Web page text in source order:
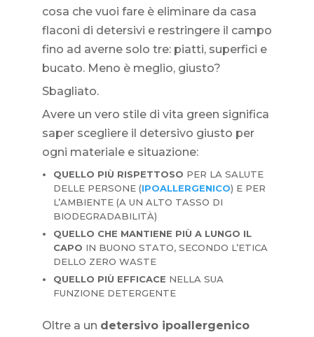
cosa che vuoi fare è eliminare da casa
flaconi di detersivi e restringere il campo
fino ad averne solo tre: piatti, superfici e
bucato. Meno è meglio, giusto?
Sbagliato.
Avere un vero stile di vita green significa
saper scegliere il detersivo giusto per
ogni materiale e situazione:
QUELLO PIÙ RISPETTOSO PER LA SALUTE
DELLE PERSONE (IPOALLERGENICO) E PER
L’AMBIENTE (A UN ALTO TASSO DI
BIODEGRADABILITÀ)
QUELLO CHE MANTIENE PIÙ A LUNGO IL
CAPO IN BUONO STATO, SECONDO L’ETICA
DELLO ZERO WASTE
QUELLO PIÙ EFFICACE NELLA SUA
FUNZIONE DETERGENTE
Oltre a un detersivo ipoallergenico